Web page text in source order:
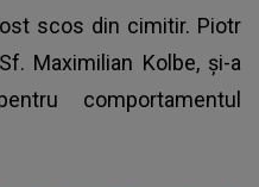
scos din cimitir. Piotr
Maximilian Kolbe, și-a
comportamentul